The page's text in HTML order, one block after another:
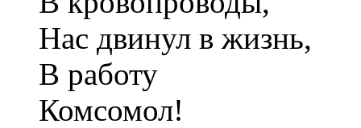
Нас двинул в жизнь,
В работу
Комсомол!